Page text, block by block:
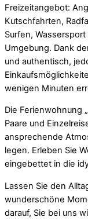
Freizeitangebot:
Kutschfahrten,
Surfen,
Umgebung. Dank
und authentisch,
wenigen Minuten
Die Ferienwohnung
Paare und
ansprechende
legen. Erleben Sie
eingebettet in die
Lassen Sie den
wunderschöne
darauf, Sie bei uns